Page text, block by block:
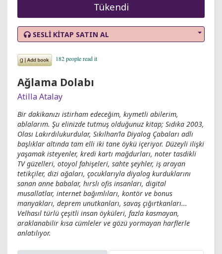
Tükendi
SESLİ KİTAP SATIN AL
Ağlama Dolabı
Atilla Atalay
Bir dakikanızı istirham edeceğim, kıymetli abilerim,
ablalarım. Şu elinizde tutmuş olduğunuz kitap; Sıdıka 2003,
Olası Lakırdılukurdular, Sıkılhan’la Diyalog Çabaları adlı
başlıklar altında tam elli iki tane öykü içeriyor. Düzeyli ilişki
yaşamak isteyenler, kredi kartı mağdurları, noter tasdikli
TV güzelleri, otoyol fahişeleri, sahte şeyhler, iş arayan
tetikçiler, dizi ağaları, çocuklarıyla diyalog kurduklarını
sanan anne babalar, hırslı ofis insanları, digital
musallatlar, internet bağımlıları, kontör ve bonus
manyakları, deprem unutkanları, savaş çığırtkanları...
Velhasıl türlü çeşitli insan öyküleri, fazla kasmayan,
araklanabilir kısa cümleler ve gözü yormayan harflerle
anlatılıyor.